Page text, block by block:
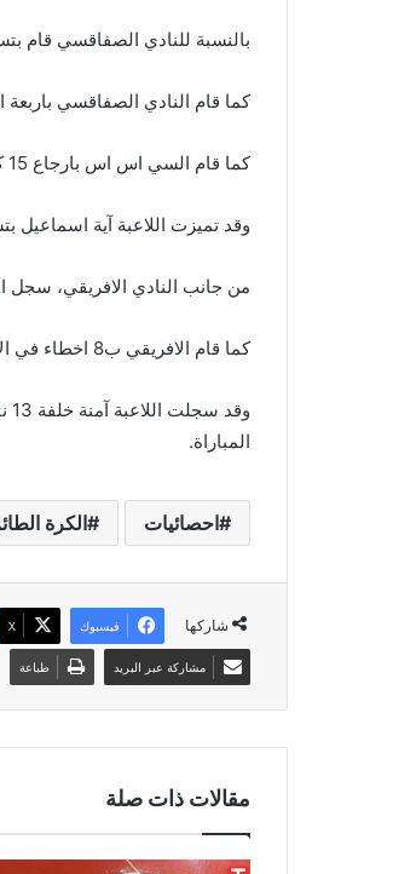
بالنسبة للنادي الصفاقسي قام بتسجيل 14 ارسال مباشر واخفق في
كما قام النادي الصفاقسي باربعة اخطاء في
كما قام السي اس اس بارجاع 15 كرة من جدار الصد.
وقد تميزت اللاعبة آية اسماعيل بتسجيلها ل15 نقطة
من جانب النادي الافريقي، سجل الفريق 8 ارسالات مباشرة واخفق
كما قام الافريقي ب8 اخطاء في الاستقبال و29 خطأ في الهجوم.
المباراة.
احصائيات الكرة
شاركها فيسبوك ‫X
مشاركة عبر البريد طباعة
مقالات ذات صلة